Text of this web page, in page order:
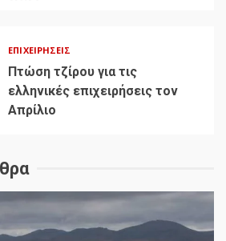
ΕΠΙΧΕΙΡΉΣΕΙΣ
Πτώση τζίρου για τις
ελληνικές επιχειρήσεις τον
Απρίλιο